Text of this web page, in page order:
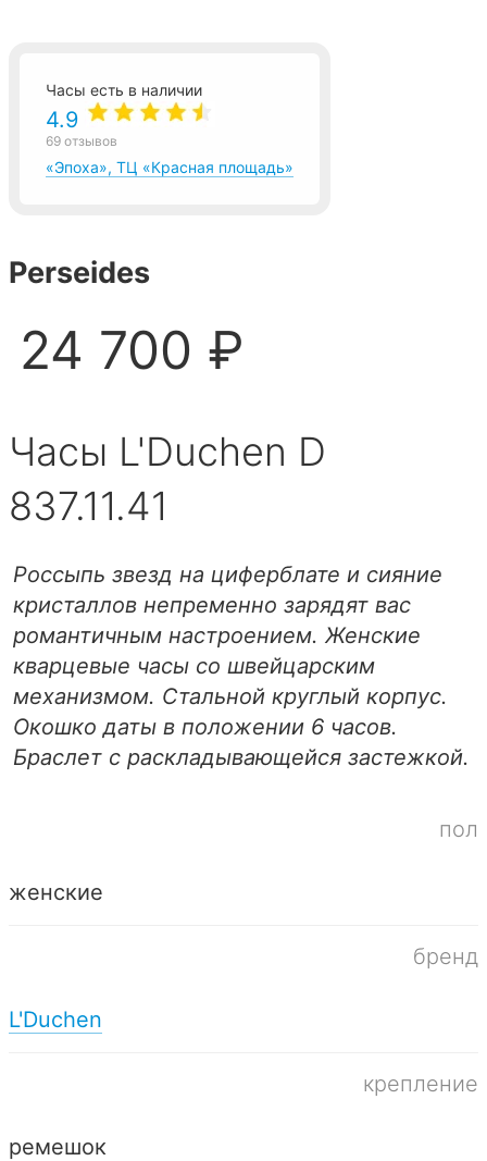
Часы есть в наличии
4.9
69 отзывов
«Эпоха», ТЦ «Красная площадь»
Perseides
24 700 ₽
Часы L'Duchen D
837.11.41
Россыпь звезд на циферблате и сияние
кристаллов непременно зарядят вас
романтичным настроением. Женские
кварцевые часы со швейцарским
механизмом. Стальной круглый корпус.
Окошко даты в положении 6 часов.
Браслет с раскладывающейся застежкой.
пол
женские
бренд
L'Duchen
крепление
ремешок